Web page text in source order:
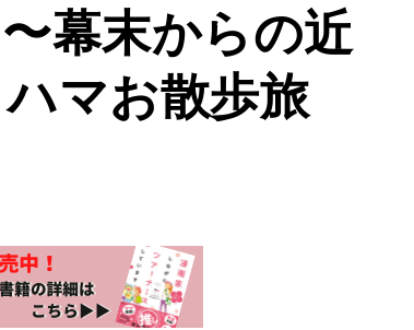
幕末からの近
マお散歩旅